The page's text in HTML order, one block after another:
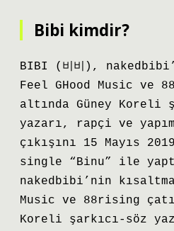
Bibi kimdir?
BIBI (비비),
Feel GHood Music ve
altında Güney Koreli
yazarı, rapçi ve
çıkışını 15 Mayıs
single “Binu” ile
nakedbibi’nin
Music ve 88rising
Koreli şarkıcı-söz